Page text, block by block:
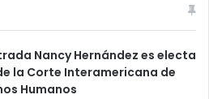
Nancy Hernández es electa
la Corte Interamericana de
Humanos